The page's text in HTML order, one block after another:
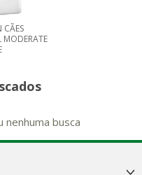
CÃES
MODERATE
nenhuma busca